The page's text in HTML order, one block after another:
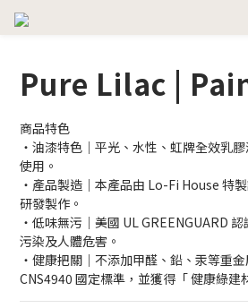
Pure Lilac |
商品特色
・油漆特色｜平光、水性、虹牌全效乳
使用。
・產品製造｜本產品由 Lo-Fi House 特
研發製作。
・低味無污｜美國 UL GREENGUARD
污染及人體危害。
・健康把關｜不添加甲醛、鉛、汞等重
CNS4940 國定標準，並獲得「 健康綠建